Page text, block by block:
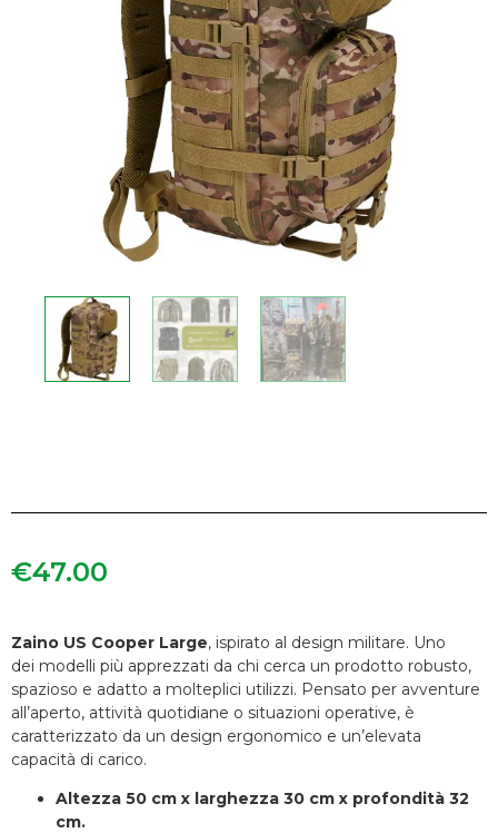
€47.00
Zaino US Cooper Large, ispirato al design militare. Uno
dei modelli più apprezzati da chi cerca un prodotto robusto,
spazioso e adatto a molteplici utilizzi. Pensato per avventure
all’aperto, attività quotidiane o situazioni operative, è
caratterizzato da un design ergonomico e un’elevata
capacità di carico.
Altezza 50 cm x larghezza 30 cm x profondità 32
cm.